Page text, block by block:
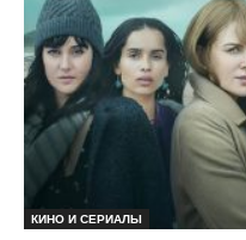
КИНО И СЕРИАЛЫ